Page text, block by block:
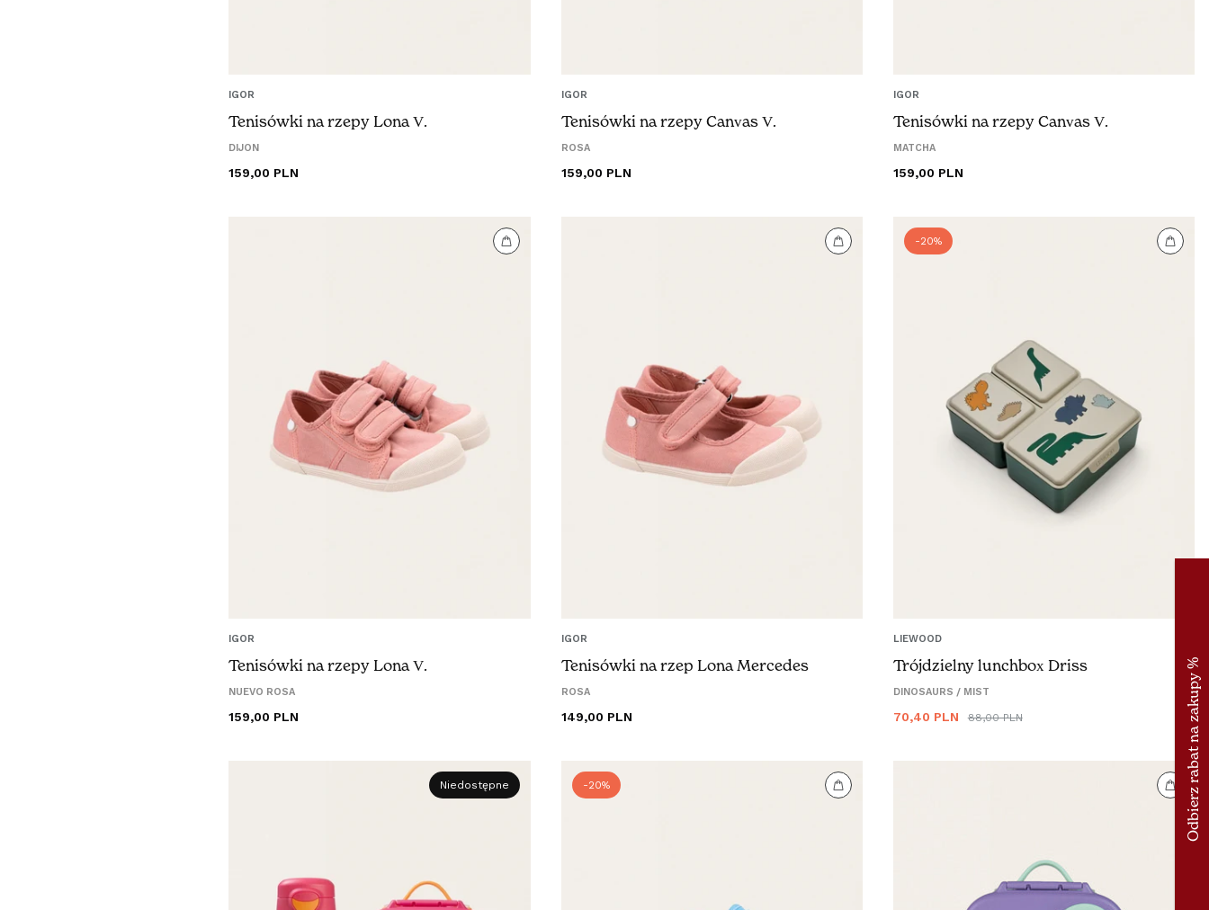
IGOR
Tenisówki na rzepy Lona V.
DIJON
Cena
159,00 PLN
IGOR
Tenisówki na rzepy Canvas V.
ROSA
Cena
159,00 PLN
IGOR
Tenisówki na rzepy Canvas V.
MATCHA
Cena
159,00 PLN
IGOR
Tenisówki na rzepy Lona V.
NUEVO ROSA
Cena
159,00 PLN
IGOR
Tenisówki na rzep Lona Mercedes
ROSA
Cena
149,00 PLN
-20%
LIEWOOD
Trójdzielny lunchbox Driss
DINOSAURS / MIST
Cena
70,40 PLN
Cena
88,00 PLN
Niedostępne -20%